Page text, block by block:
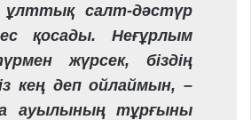
ұлттық салт-дәстүр
қосады. Неғұрлым
жүрсек, біздің
кең деп ойлаймын, –
ауылының тұрғыны